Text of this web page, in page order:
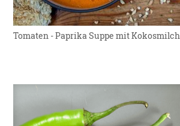
Tomaten - Paprika Suppe mit Kokosmilch